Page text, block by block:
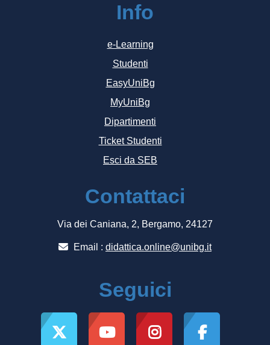
Info
e-Learning
Studenti
EasyUniBg
MyUniBg
Dipartimenti
Ticket Studenti
Esci da SEB
Contattaci
Via dei Caniana, 2, Bergamo, 24127
Email : didattica.online@unibg.it
Seguici